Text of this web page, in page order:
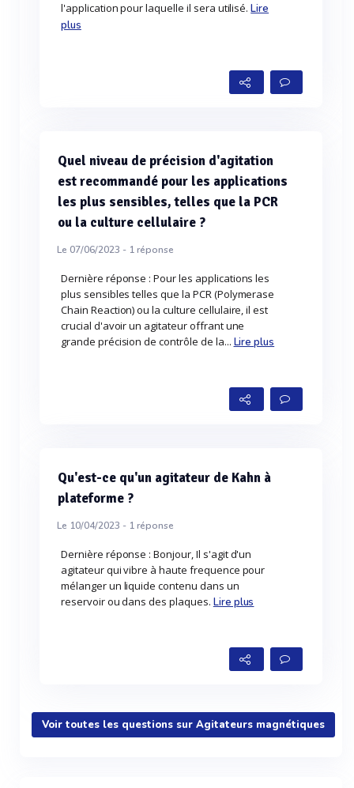
l'application pour laquelle il sera utilisé.Lire
plus
Quel niveau de précision d'agitation
est recommandé pour les applications
les plus sensibles, telles que la PCR
ou la culture cellulaire ?
Le 07/06/2023 - 1réponse
Dernière réponse : Pour les applications les
plus sensibles telles que la PCR (Polymerase
Chain Reaction) ou la culture cellulaire, il est
crucial d'avoir un agitateur offrant une
grande précision de contrôle de la... Lire plus
Qu'est-ce qu'un agitateur de Kahn à
plateforme ?
Le 10/04/2023 - 1réponse
Dernière réponse : Bonjour, Il s'agit d'un
agitateur qui vibre à haute frequence pour
mélanger un liquide contenu dans un
reservoir ou dans des plaques. Lire plus
Voir toutes les questions sur Agitateurs magnétiques